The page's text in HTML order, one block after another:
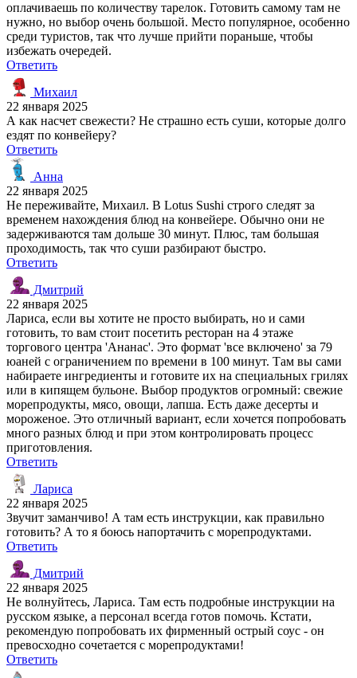
оплачиваешь по количеству тарелок. Готовить самому там не
нужно, но выбор очень большой. Место популярное, особенно
среди туристов, так что лучше прийти пораньше, чтобы
избежать очередей.
Ответить
Михаил
22 января 2025
А как насчет свежести? Не страшно есть суши, которые долго
ездят по конвейеру?
Ответить
Анна
22 января 2025
Не переживайте, Михаил. В Lotus Sushi строго следят за
временем нахождения блюд на конвейере. Обычно они не
задерживаются там дольше 30 минут. Плюс, там большая
проходимость, так что суши разбирают быстро.
Ответить
Дмитрий
22 января 2025
Лариса, если вы хотите не просто выбирать, но и сами
готовить, то вам стоит посетить ресторан на 4 этаже
торгового центра 'Ананас'. Это формат 'все включено' за 79
юаней с ограничением по времени в 100 минут. Там вы сами
набираете ингредиенты и готовите их на специальных грилях
или в кипящем бульоне. Выбор продуктов огромный: свежие
морепродукты, мясо, овощи, лапша. Есть даже десерты и
мороженое. Это отличный вариант, если хочется попробовать
много разных блюд и при этом контролировать процесс
приготовления.
Ответить
Лариса
22 января 2025
Звучит заманчиво! А там есть инструкции, как правильно
готовить? А то я боюсь напортачить с морепродуктами.
Ответить
Дмитрий
22 января 2025
Не волнуйтесь, Лариса. Там есть подробные инструкции на
русском языке, а персонал всегда готов помочь. Кстати,
рекомендую попробовать их фирменный острый соус - он
превосходно сочетается с морепродуктами!
Ответить